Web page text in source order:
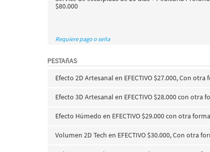
$80.000
Requiere pago o seña
PESTAñAS
Efecto 2D Artesanal en EFECTIVO $27.000, Con
Efecto 3D Artesanal en EFECTIVO $28.000 con otra
Efecto Húmedo en EFECTIVO $29.000 con otra
Volumen 2D Tech en EFECTIVO $30.000, Con otra